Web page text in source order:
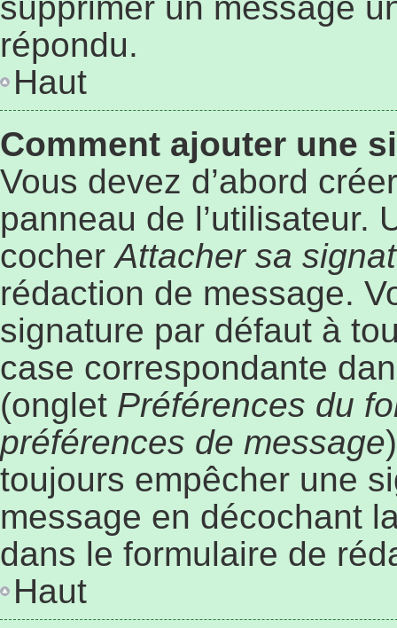
répondu.
Haut
Comment ajouter une
Vous devez d’abord
panneau de l’utilisateur.
cocherAttacher sa
rédaction de message.
signature par défaut à
case correspondante
(onglet Préférences du
préférences de message
toujours empêcher une
message en décochant
dans le formulaire de
Haut